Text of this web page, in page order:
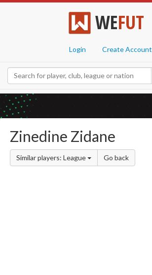
WEFUT
Login Create Account
Zinedine Zidane
Similar players: League Go back